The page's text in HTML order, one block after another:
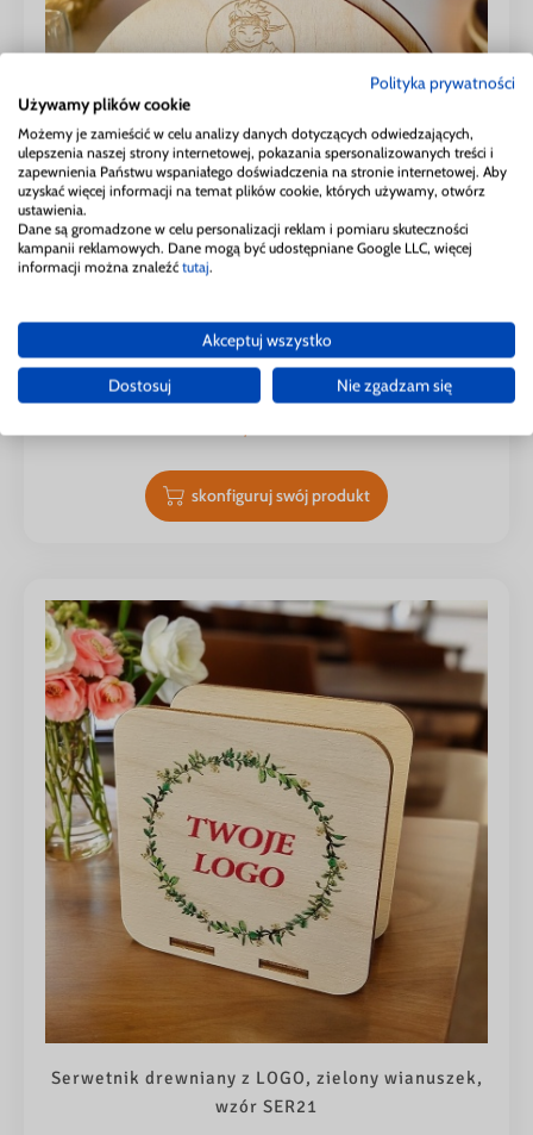
Serwetnik drewniany z grawerem LOGO, wzór
SER6
skonfiguruj swój produkt
Serwetnik drewniany z LOGO, zielony wianuszek,
wzór SER21
Polityka prywatności
Używamy plików cookie
Możemy je zamieścić w celu analizy danych dotyczących odwiedzających,
ulepszenia naszej strony internetowej, pokazania spersonalizowanych treści i
zapewnienia Państwu wspaniałego doświadczenia na stronie internetowej. Aby
uzyskać więcej informacji na temat plików cookie, których używamy, otwórz
ustawienia.
Dane są gromadzone w celu personalizacji reklam i pomiaru skuteczności
kampanii reklamowych. Dane mogą być udostępniane Google LLC, więcej
informacji można znaleźć tutaj.
Akceptuj wszystko
Dostosuj Nie zgadzam się